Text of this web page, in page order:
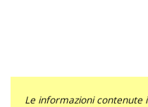
Le informazioni contenute